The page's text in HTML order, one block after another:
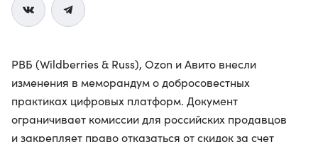
РВБ (Wildberries & Russ), Ozon и Авито внесли
изменения в меморандум о добросовестных
практиках цифровых платформ. Документ
ограничивает комиссии для российских продавцов
и закрепляет право отказаться от скидок за счет